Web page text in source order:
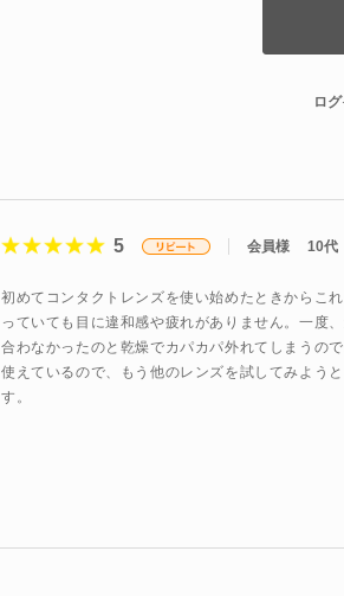
ロ
5 会員様 10代
初めてコンタクトレンズを使い始めたときからこ
っていても目に違和感や疲れがありません。一度
合わなかったのと乾燥でカパカパ外れてしまうの
使えているので、もう他のレンズを試してみよう
す。